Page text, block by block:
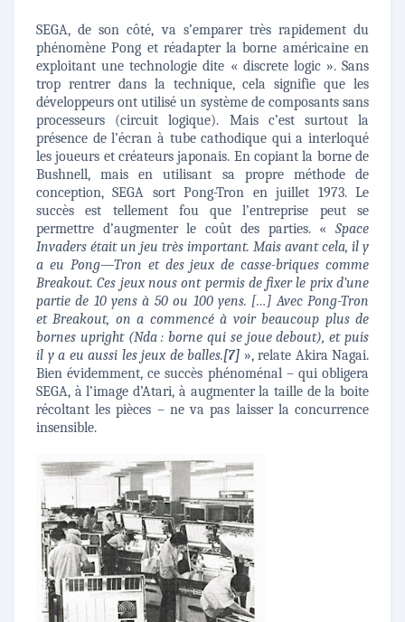
SEGA, de son côté, va s’emparer très rapidement du
phénomène Pong et réadapter la borne américaine en
exploitant une technologie dite « discrete logic ». Sans
trop rentrer dans la technique, cela signifie que les
développeurs ont utilisé un système de composants sans
processeurs (circuit logique). Mais c’est surtout la
présence de l’écran à tube cathodique qui a interloqué
les joueurs et créateurs japonais. En copiant la borne de
Bushnell, mais en utilisant sa propre méthode de
conception, SEGA sort Pong-Tron en juillet 1973. Le
succès est tellement fou que l’entreprise peut se
permettre d’augmenter le coût des parties. « Space
Invaders était un jeu très important. Mais avant cela, il y
a eu Pong—Tron et des jeux de casse-briques comme
Breakout. Ces jeux nous ont permis de fixer le prix d’une
partie de 10 yens à 50 ou 100 yens. […] Avec Pong-Tron
et Breakout, on a commencé à voir beaucoup plus de
bornes upright (Nda : borne qui se joue debout), et puis
il y a eu aussi les jeux de balles.[7] », relate Akira Nagai.
Bien évidemment, ce succès phénoménal – qui obligera
SEGA, à l’image d’Atari, à augmenter la taille de la boite
récoltant les pièces – ne va pas laisser la concurrence
insensible.